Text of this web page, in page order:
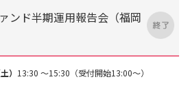
ンド半期運用報告会（福岡
） 13:30 ～15:30（受付開始13:00～）